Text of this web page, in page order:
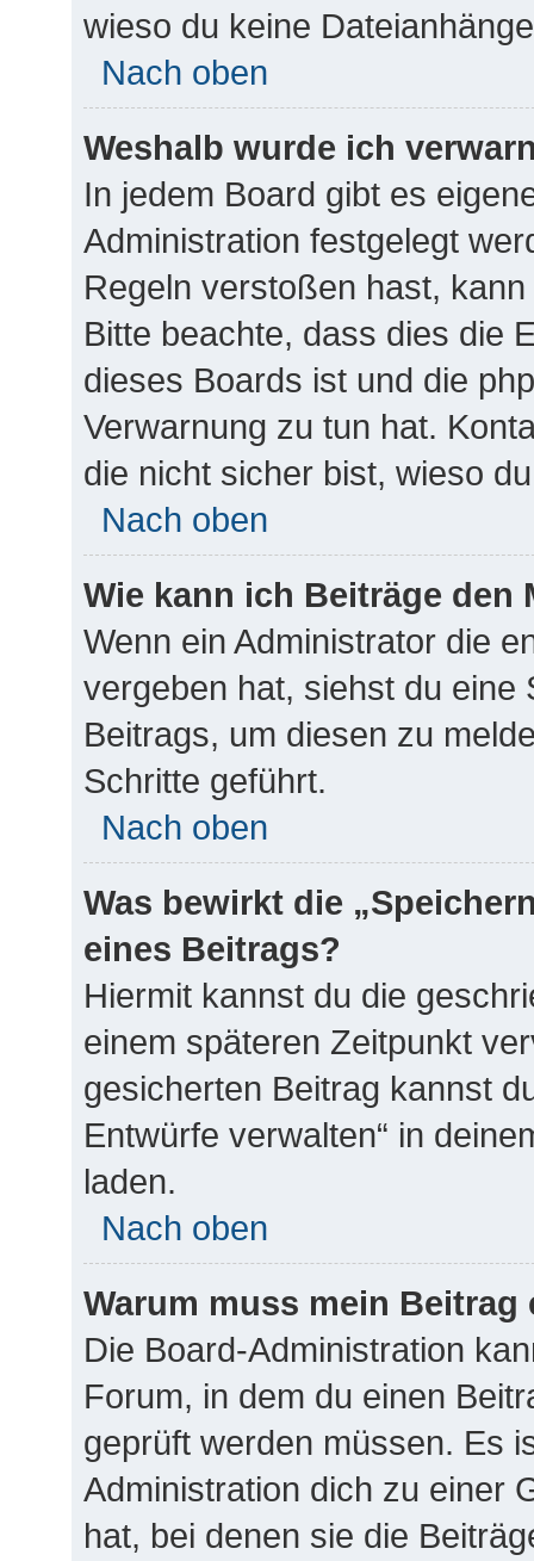
wieso du keine
Nach oben
Weshalb wurde ich
In jedem Board gibt es
Administration festgelegt
Regeln verstoßen hast,
Bitte beachte, dass dies die
dieses Boards ist und die
Verwarnung zu tun hat.
die nicht sicher bist, wieso
Nach oben
Wie kann ich Beiträge den
Wenn ein Administrator die
vergeben hat, siehst du eine
Beitrags, um diesen zu
Schritte geführt.
Nach oben
Was bewirkt die
eines Beitrags?
Hiermit kannst du die
einem späteren Zeitpunkt
gesicherten Beitrag kannst
Entwürfe verwalten“ in
laden.
Nach oben
Warum muss mein
Die Board-Administration
Forum, in dem du einen
geprüft werden müssen. Es
Administration dich zu einer
hat, bei denen sie die